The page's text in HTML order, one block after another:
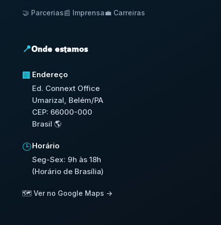
🤝 Parcerias📰 Imprensa💼 Carreiras
📍Onde estamos
🏢 Endereço
Ed. Connext Office
Umarizal, Belém/PA
CEP: 66000-000
Brasil 🌎
🕒Horário
Seg-Sex: 9h às 18h
(Horário de Brasília)
🗺️ Ver no Google Maps →